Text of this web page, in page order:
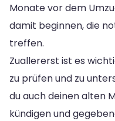
Monate vor dem
damit beginnen, die
treffen.
Zuallererst ist es
zu prüfen und zu
du auch deinen alten
kündigen und